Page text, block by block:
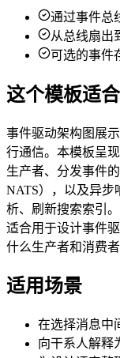
通过事件总
从总线扇出
可选的事件
这个模板适
事件驱动架构图展
行通信。本模板呈
生产者、分发事件
NATS），以及异
析、刷新搜索索引
适合用于设计事件
什么生产者和消费
适用场景
在选择消息中
向干系人解释